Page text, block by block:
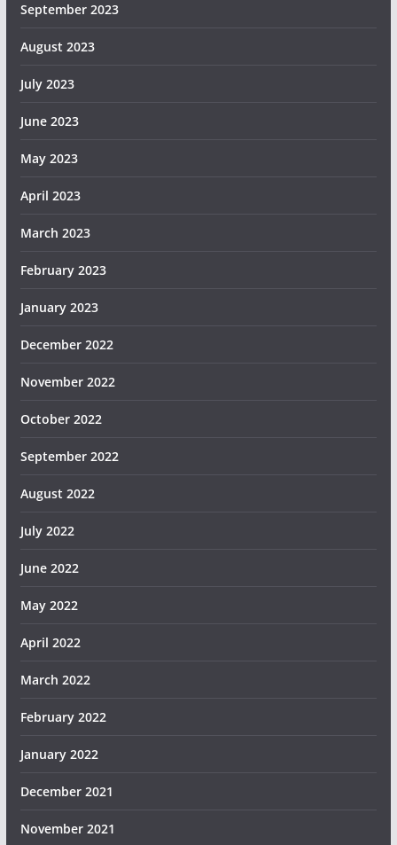
September 2023
August 2023
July 2023
June 2023
May 2023
April 2023
March 2023
February 2023
January 2023
December 2022
November 2022
October 2022
September 2022
August 2022
July 2022
June 2022
May 2022
April 2022
March 2022
February 2022
January 2022
December 2021
November 2021